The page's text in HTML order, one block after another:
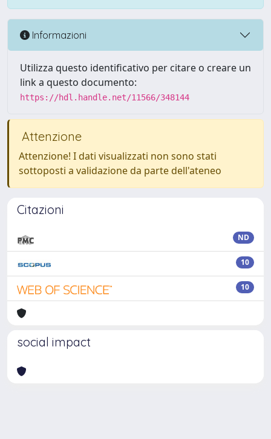
Informazioni
Utilizza questo identificativo per citare o creare un
link a questo documento:
https://hdl.handle.net/11566/348144
Attenzione
Attenzione! I dati visualizzati non sono stati
sottoposti a validazione da parte dell'ateneo
Citazioni
ND
10
10
social impact